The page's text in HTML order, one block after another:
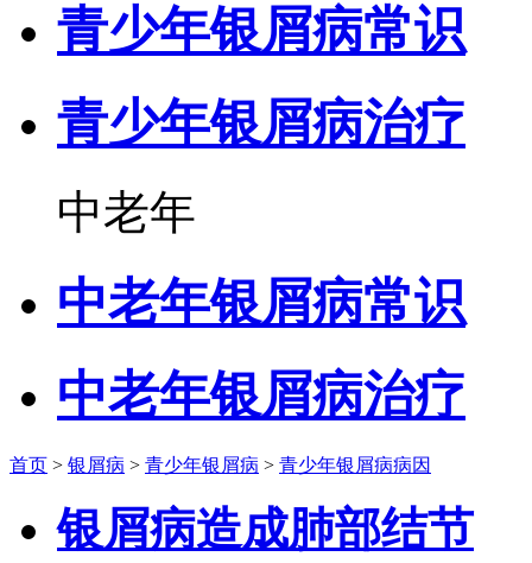
青少年银屑病常识
青少年银屑病治疗
中老年
中老年银屑病常识
中老年银屑病治疗
首页 > 银屑病 > 青少年银屑病 > 青少年银屑病病因
银屑病造成肺部结节